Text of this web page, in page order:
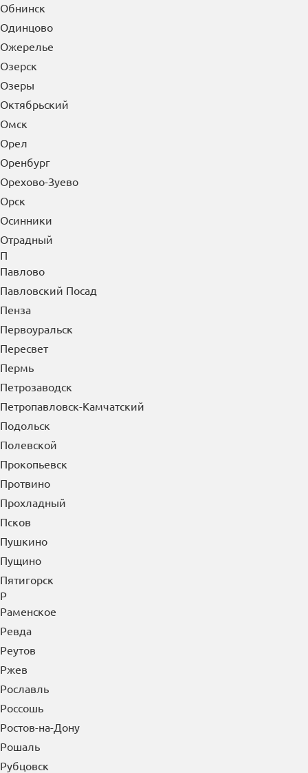
Обнинск
Одинцово
Ожерелье
Озерск
Озеры
Октябрьский
Омск
Орел
Оренбург
Орехово-Зуево
Орск
Осинники
Отрадный
П
Павлово
Павловский Посад
Пенза
Первоуральск
Пересвет
Пермь
Петрозаводск
Петропавловск-Камчатский
Подольск
Полевской
Прокопьевск
Протвино
Прохладный
Псков
Пушкино
Пущино
Пятигорск
Р
Раменское
Ревда
Реутов
Ржев
Рославль
Россошь
Ростов-на-Дону
Рошаль
Рубцовск